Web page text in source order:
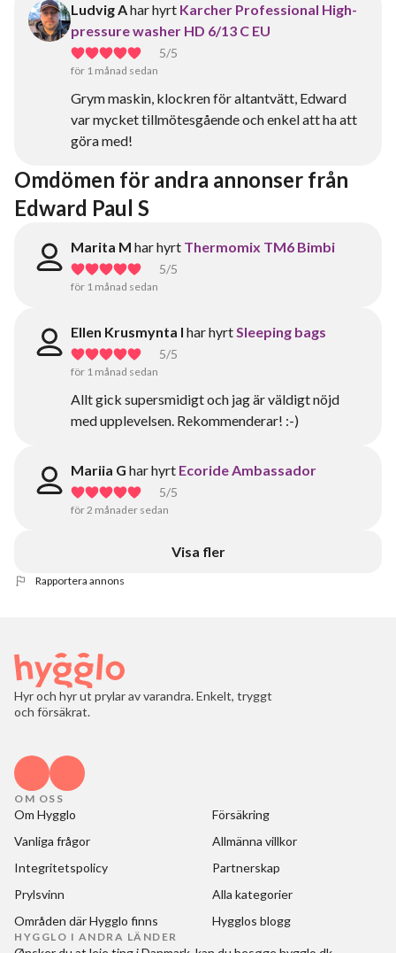
Ludvig Ahar hyrt Karcher Professional High-
pressure washer HD 6/13 C EU
5/5
för 1 månad sedan
Grym maskin, klockren för altantvätt, Edward
var mycket tillmötesgående och enkel att ha att
göra med!
Omdömen för andra annonser från
Edward Paul S
Marita M har hyrt Thermomix TM6 Bimbi
5/5
för 1 månad sedan
Ellen Krusmynta I har hyrtSleeping bags
5/5
för 1 månad sedan
Allt gick supersmidigt och jag är väldigt nöjd
med upplevelsen. Rekommenderar! :-)
Mariia G har hyrt Ecoride Ambassador
5/5
för 2 månader sedan
Visa fler
Rapportera annons
Hyr och hyr ut prylar av varandra. Enkelt, tryggt
och försäkrat.
OM OSS
Om Hygglo
Försäkring
Vanliga frågor
Allmänna villkor
Integritetspolicy
Partnerskap
Prylsvinn
Alla kategorier
Områden där Hygglo finns
Hygglos blogg
HYGGLO I ANDRA LÄNDER